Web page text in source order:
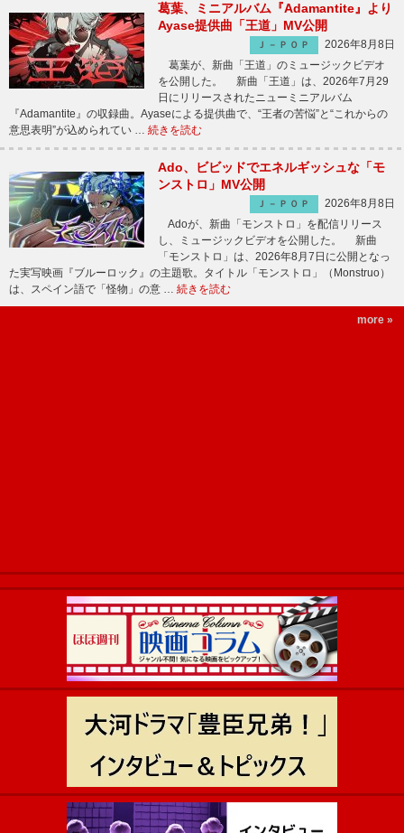
葛葉、ミニアルバム『Adamantite』より
Ayase提供曲「王道」MV公開
Ｊ－ＰＯＰ
2026年8月8日
葛葉が、新曲「王道」のミュージックビデオ
を公開した。 新曲「王道」は、2026年7月29
日にリリースされたニューミニアルバム
『Adamantite』の収録曲。Ayaseによる提供曲で、“王者の苦悩”と“これからの
意思表明”が込められてい … 続きを読む
Ado、ビビッドでエネルギッシュな「モ
ンストロ」MV公開
Ｊ－ＰＯＰ
2026年8月8日
Adoが、新曲「モンストロ」を配信リリース
し、ミュージックビデオを公開した。 新曲
「モンストロ」は、2026年8月7日に公開となっ
た実写映画『ブルーロック』の主題歌。タイトル「モンストロ」（Monstruo）
は、スペイン語で「怪物」の意 … 続きを読む
more »